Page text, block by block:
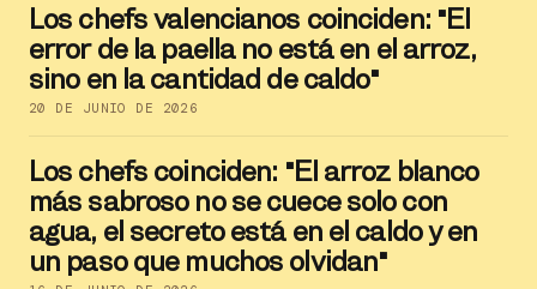
Los chefs valencianos coinciden: "El
error de la paella no está en el arroz,
sino en la cantidad de caldo"
20 DE JUNIO DE 2026
Los chefs coinciden: "El arroz blanco
más sabroso no se cuece solo con
agua, el secreto está en el caldo y en
un paso que muchos olvidan"